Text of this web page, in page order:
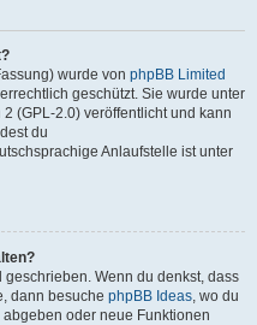
wurde von phpBB Limited
geschützt. Sie wurde unter
(GPL-2.0) veröffentlicht und kann
du
Anlaufstelle ist unter
Wenn du denkst, dass
dann besuche phpBB Ideas, wo du
oder neue Funktionen